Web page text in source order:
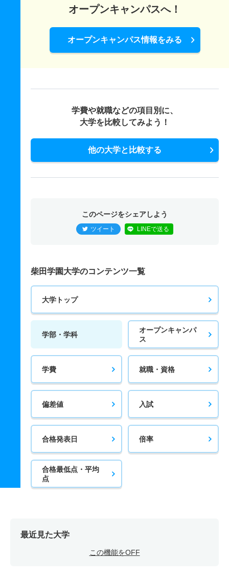
オープンキャンパスへ！
オープンキャンパス情報をみる
学費や就職などの項目別に、
大学を比較してみよう！
他の大学と比較する
このページをシェアしよう
ツイート LINEで送る
柴田学園大学のコンテンツ一覧
大学トップ
学部・学科
オープンキャンパ
ス
学費 就職・資格
偏差値 入試
合格発表日 倍率
合格最低点・平均
点
最近見た大学
この機能をOFF